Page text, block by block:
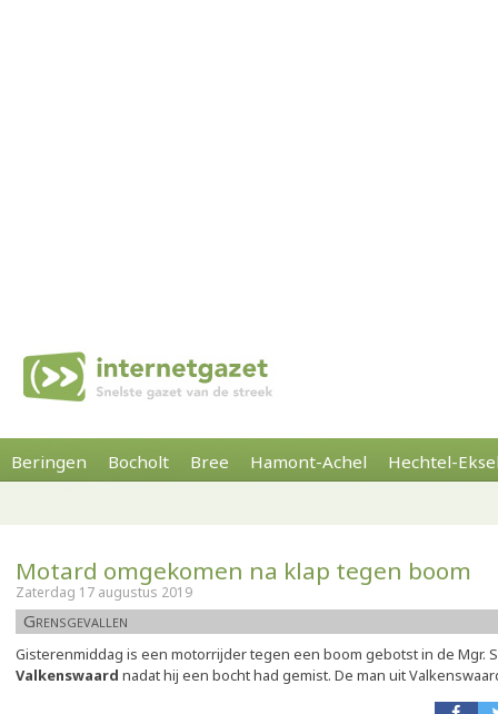
Beringen Bocholt Bree Hamont-Achel Hechtel-
Motard omgekomen na klap tegen boom
Zaterdag 17 augustus 2019
Grensgevallen
Gisterenmiddag is een motorrijder tegen een boom gebotst in de Mgr.
Valkenswaard nadat hij een bocht had gemist. De man uit